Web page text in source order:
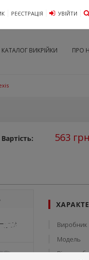
РЕЄСТРАЦІЯ УВIЙТИ
КАТАЛОГ ВИКРІЙКИ ПРО
Вартість: 563
Виробник
Модель
Рік